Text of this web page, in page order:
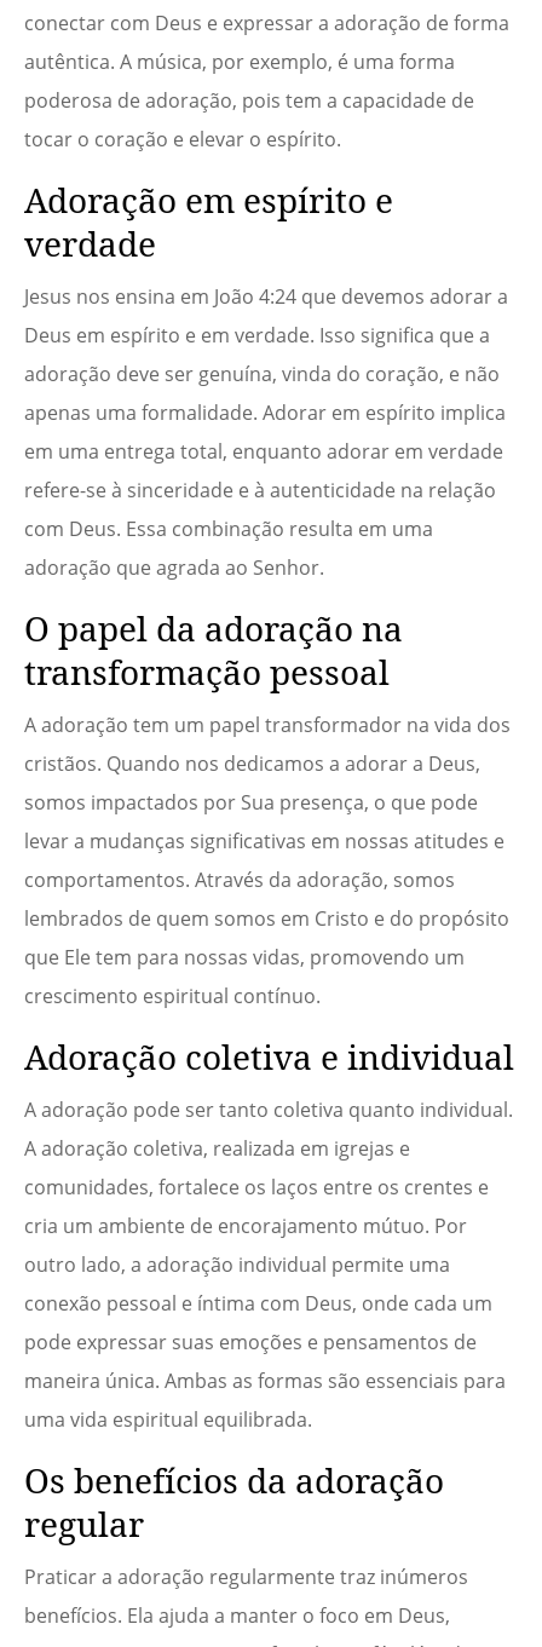
conectar com Deus e expressar a adoração de forma
autêntica. A música, por exemplo, é uma forma
poderosa de adoração, pois tem a capacidade de
tocar o coração e elevar o espírito.
Adoração em espírito e
verdade
Jesus nos ensina em João 4:24 que devemos adorar a
Deus em espírito e em verdade. Isso significa que a
adoração deve ser genuína, vinda do coração, e não
apenas uma formalidade. Adorar em espírito implica
em uma entrega total, enquanto adorar em verdade
refere-se à sinceridade e à autenticidade na relação
com Deus. Essa combinação resulta em uma
adoração que agrada ao Senhor.
O papel da adoração na
transformação pessoal
A adoração tem um papel transformador na vida dos
cristãos. Quando nos dedicamos a adorar a Deus,
somos impactados por Sua presença, o que pode
levar a mudanças significativas em nossas atitudes e
comportamentos. Através da adoração, somos
lembrados de quem somos em Cristo e do propósito
que Ele tem para nossas vidas, promovendo um
crescimento espiritual contínuo.
Adoração coletiva e individual
A adoração pode ser tanto coletiva quanto individual.
A adoração coletiva, realizada em igrejas e
comunidades, fortalece os laços entre os crentes e
cria um ambiente de encorajamento mútuo. Por
outro lado, a adoração individual permite uma
conexão pessoal e íntima com Deus, onde cada um
pode expressar suas emoções e pensamentos de
maneira única. Ambas as formas são essenciais para
uma vida espiritual equilibrada.
Os benefícios da adoração
regular
Praticar a adoração regularmente traz inúmeros
benefícios. Ela ajuda a manter o foco em Deus,